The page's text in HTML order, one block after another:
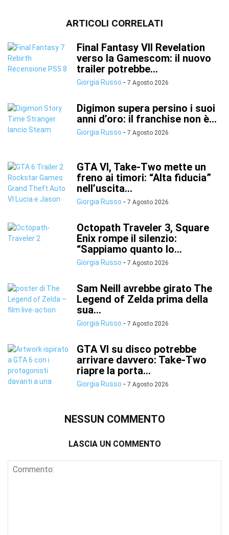
ARTICOLI CORRELATI
Final Fantasy VII Revelation
verso la Gamescom: il nuovo
trailer potrebbe...
Giorgia Russo - 7 Agosto 2026
Digimon supera persino i suoi
anni d’oro: il franchise non è...
Giorgia Russo - 7 Agosto 2026
GTA VI, Take-Two mette un
freno ai timori: “Alta fiducia”
nell’uscita...
Giorgia Russo - 7 Agosto 2026
Octopath Traveler 3, Square
Enix rompe il silenzio:
“Sappiamo quanto lo...
Giorgia Russo - 7 Agosto 2026
Sam Neill avrebbe girato The
Legend of Zelda prima della
sua...
Giorgia Russo - 7 Agosto 2026
GTA VI su disco potrebbe
arrivare davvero: Take-Two
riapre la porta...
Giorgia Russo - 7 Agosto 2026
NESSUN COMMENTO
LASCIA UN COMMENTO